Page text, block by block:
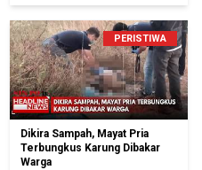
PERISTIWA
Dikira Sampah, Mayat Pria
Terbungkus Karung Dibakar
Warga